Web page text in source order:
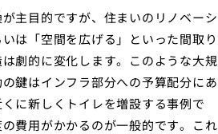
主目的ですが、住まいのリノベーシ
は「空間を広げる」といった間取り
劇的に変化します。このような大規
鍵はインフラ部分への予算配分にあ
に新しくトイレを増設する事例で
費用がかかるのが一般的です。これ